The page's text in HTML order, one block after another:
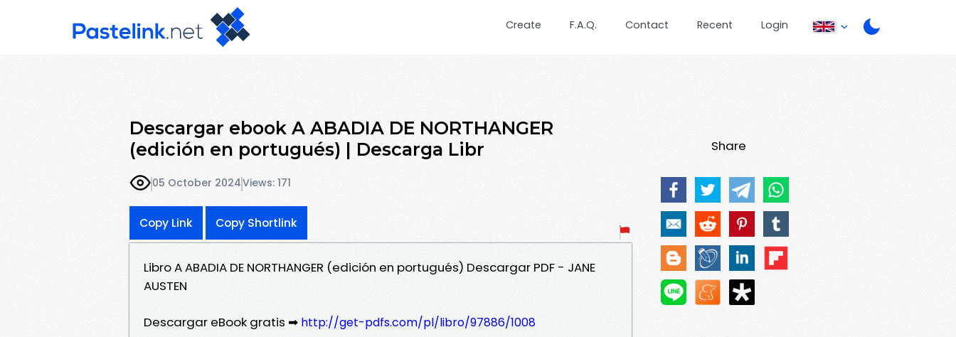
Create F.A.Q. Contact Recent Login
Descargar ebook A ABADIA DE NORTHANGER
(edición en portugués) | Descarga Libr
05 October 2024Views: 171
Copy Link Copy Shortlink
Libro A ABADIA DE NORTHANGER (edición en portugués) Descargar PDF - JANE
AUSTEN
Descargar eBook gratis ➡ http://get-pdfs.com/pl/libro/97886/1008
Share